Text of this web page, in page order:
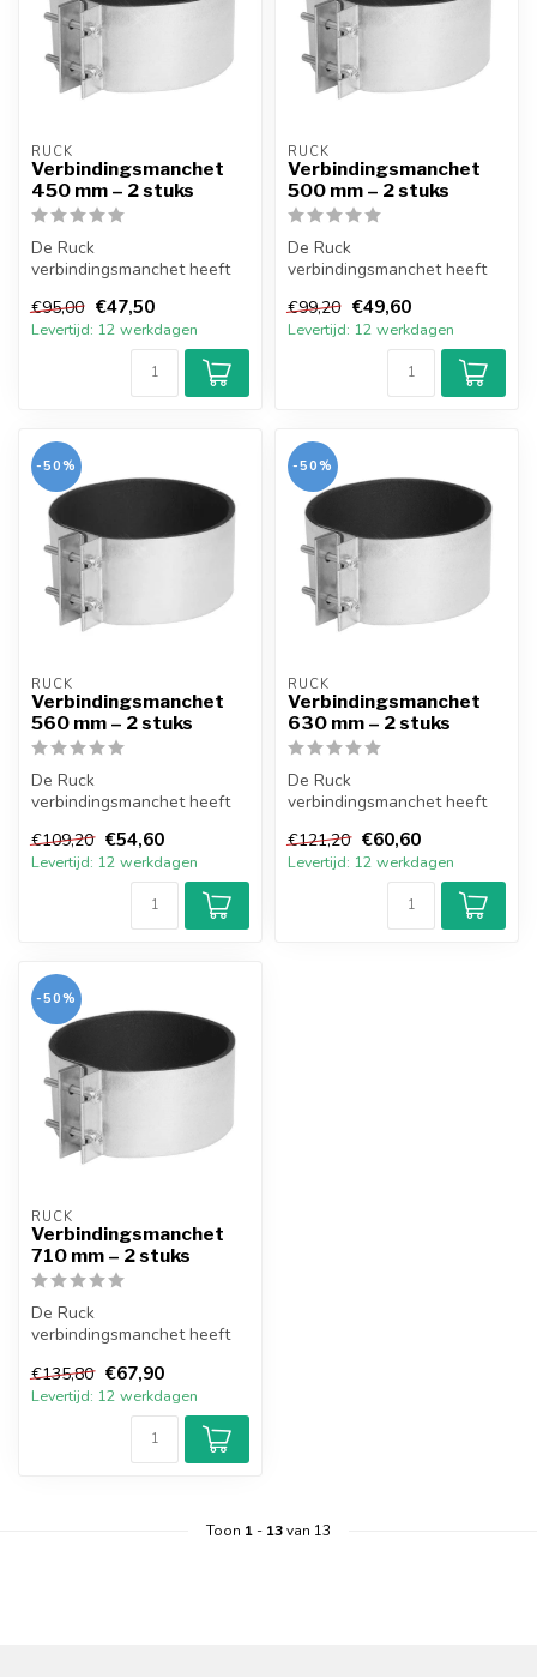
RUCK
Verbindingsmanchet
450 mm – 2 stuks
De Ruck
verbindingsmanchet heeft
afdichting en is gemaakt
van ...
€95,00 €47,50
Levertijd: 12 werkdagen
RUCK
Verbindingsmanchet
500 mm – 2 stuks
De Ruck
verbindingsmanchet heeft
afdichting en is gemaakt
van ...
€99,20 €49,60
Levertijd: 12 werkdagen
-50%
RUCK
Verbindingsmanchet
560 mm – 2 stuks
De Ruck
verbindingsmanchet heeft
afdichting en is gemaakt
van ...
€109,20 €54,60
Levertijd: 12 werkdagen
-50%
RUCK
Verbindingsmanchet
630 mm – 2 stuks
De Ruck
verbindingsmanchet heeft
afdichting en is gemaakt
van ...
€121,20 €60,60
Levertijd: 12 werkdagen
-50%
RUCK
Verbindingsmanchet
710 mm – 2 stuks
De Ruck
verbindingsmanchet heeft
afdichting en is gemaakt
van ...
€135,80 €67,90
Levertijd: 12 werkdagen
Toon 1- 13van 13